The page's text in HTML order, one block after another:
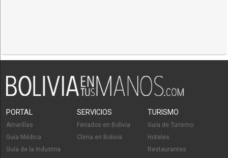
PORTAL
Amarillas
Guía Médica
Guía de la Industria
SERVICIOS
Feriados en Bolivia
Clima en Bolivia
TURISMO
Guía de Turismo
Hoteles
Restaurantes